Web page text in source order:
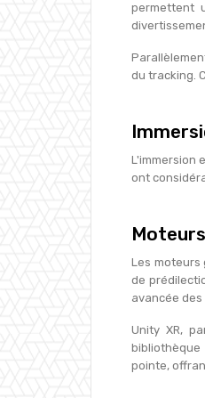
permettent
du tracking.
L'immersion
ont
Les moteurs
de
avancée
Unity XR,
bibliothèque
pointe,